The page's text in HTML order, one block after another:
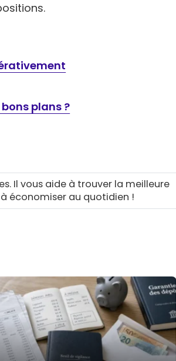
plans ?
Il vous aide à trouver la meilleure
économiser au quotidien !